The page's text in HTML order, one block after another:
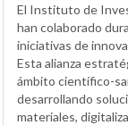
El Instituto de
han colaborado
iniciativas de
Esta alianza
ámbito científico-
desarrollando
materiales,